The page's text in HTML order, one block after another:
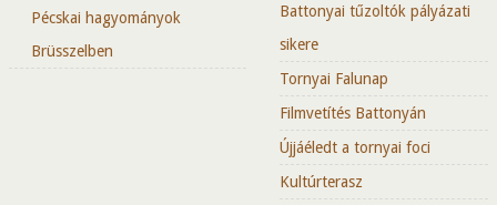
Pécskai hagyományok
Brüsszelben
Battonyai tűzoltók pályázati
sikere
Tornyai Falunap
Filmvetítés Battonyán
Újjáéledt a tornyai foci
Kultúrterasz